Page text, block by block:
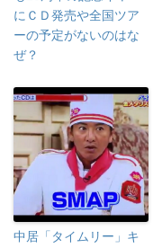
にＣＤ発売や全国ツア
ーの予定がないのはな
ぜ？
中居「タイムリー」キ